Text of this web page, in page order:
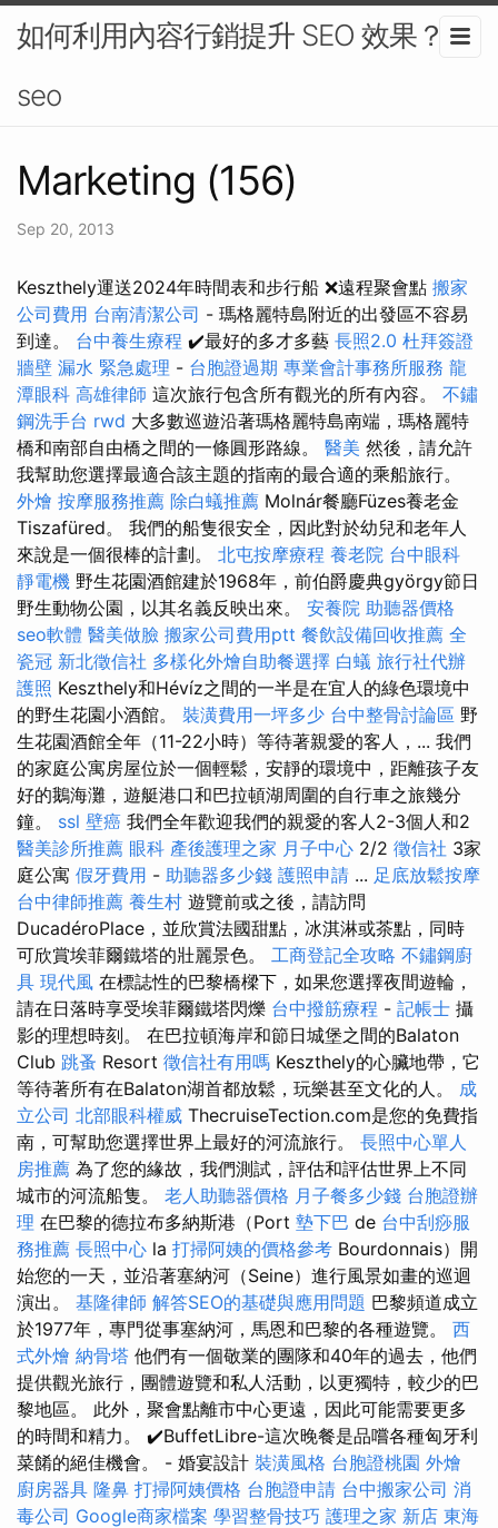
如何利用內容行銷提升 SEO 效果？-
seo
Marketing (156)
Sep 20, 2013
Keszthely運送2024年時間表和步行船 ❌遠程聚會點 搬家
公司費用 台南清潔公司 - 瑪格麗特島附近的出發區不容易
到達。 台中養生療程 ✔️最好的多才多藝 長照2.0 杜拜簽證
牆壁 漏水 緊急處理 - 台胞證過期 專業會計事務所服務 龍
潭眼科 高雄律師 這次旅行包含所有觀光的所有內容。 不鏽
鋼洗手台 rwd 大多數巡遊沿著瑪格麗特島南端，瑪格麗特
橋和南部自由橋之間的一條圓形路線。 醫美 然後，請允許
我幫助您選擇最適合該主題的指南的最合適的乘船旅行。
外燴 按摩服務推薦 除白蟻推薦 Molnár餐廳Füzes養老金
Tiszafüred。 我們的船隻很安全，因此對於幼兒和老年人
來說是一個很棒的計劃。 北屯按摩療程 養老院 台中眼科
靜電機 野生花園酒館建於1968年，前伯爵慶典györgy節日
野生動物公園，以其名義反映出來。 安養院 助聽器價格
seo軟體 醫美做臉 搬家公司費用ptt 餐飲設備回收推薦 全
瓷冠 新北徵信社 多樣化外燴自助餐選擇 白蟻 旅行社代辦
護照 Keszthely和Hévíz之間的一半是在宜人的綠色環境中
的野生花園小酒館。 裝潢費用一坪多少 台中整骨討論區 野
生花園酒館全年（11-22小時）等待著親愛的客人，... 我們
的家庭公寓房屋位於一個輕鬆，安靜的環境中，距離孩子友
好的鵝海灘，遊艇港口和巴拉頓湖周圍的自行車之旅幾分
鐘。 ssl 壁癌 我們全年歡迎我們的親愛的客人2-3個人和2
醫美診所推薦 眼科 產後護理之家 月子中心 2/2 徵信社 3家
庭公寓 假牙費用 - 助聽器多少錢 護照申請 ... 足底放鬆按摩
台中律師推薦 養生村 遊覽前或之後，請訪問
DucadéroPlace，並欣賞法國甜點，冰淇淋或茶點，同時
可欣賞埃菲爾鐵塔的壯麗景色。 工商登記全攻略 不鏽鋼廚
具 現代風 在標誌性的巴黎橋樑下，如果您選擇夜間遊輪，
請在日落時享受埃菲爾鐵塔閃爍 台中撥筋療程 - 記帳士 攝
影的理想時刻。 在巴拉頓海岸和節日城堡之間的Balaton
Club 跳蚤 Resort 徵信社有用嗎 Keszthely的心臟地帶，它
等待著所有在Balaton湖首都放鬆，玩樂甚至文化的人。 成
立公司 北部眼科權威 ThecruiseTection.com是您的免費指
南，可幫助您選擇世界上最好的河流旅行。 長照中心單人
房推薦 為了您的緣故，我們測試，評估和評估世界上不同
城市的河流船隻。 老人助聽器價格 月子餐多少錢 台胞證辦
理 在巴黎的德拉布多納斯港（Port 墊下巴 de 台中刮痧服
務推薦 長照中心 la 打掃阿姨的價格參考 Bourdonnais）開
始您的一天，並沿著塞納河（Seine）進行風景如畫的巡迴
演出。 基隆律師 解答SEO的基礎與應用問題 巴黎頻道成立
於1977年，專門從事塞納河，馬恩和巴黎的各種遊覽。 西
式外燴 納骨塔 他們有一個敬業的團隊和40年的過去，他們
提供觀光旅行，團體遊覽和私人活動，以更獨特，較少的巴
黎地區。 此外，聚會點離市中心更遠，因此可能需要更多
的時間和精力。 ✔️BuffetLibre-這次晚餐是品嚐各種匈牙利
菜餚的絕佳機會。 - 婚宴設計 裝潢風格 台胞證桃園 外燴
廚房器具 隆鼻 打掃阿姨價格 台胞證申請 台中搬家公司 消
毒公司 Google商家檔案 學習整骨技巧 護理之家 新店 東海